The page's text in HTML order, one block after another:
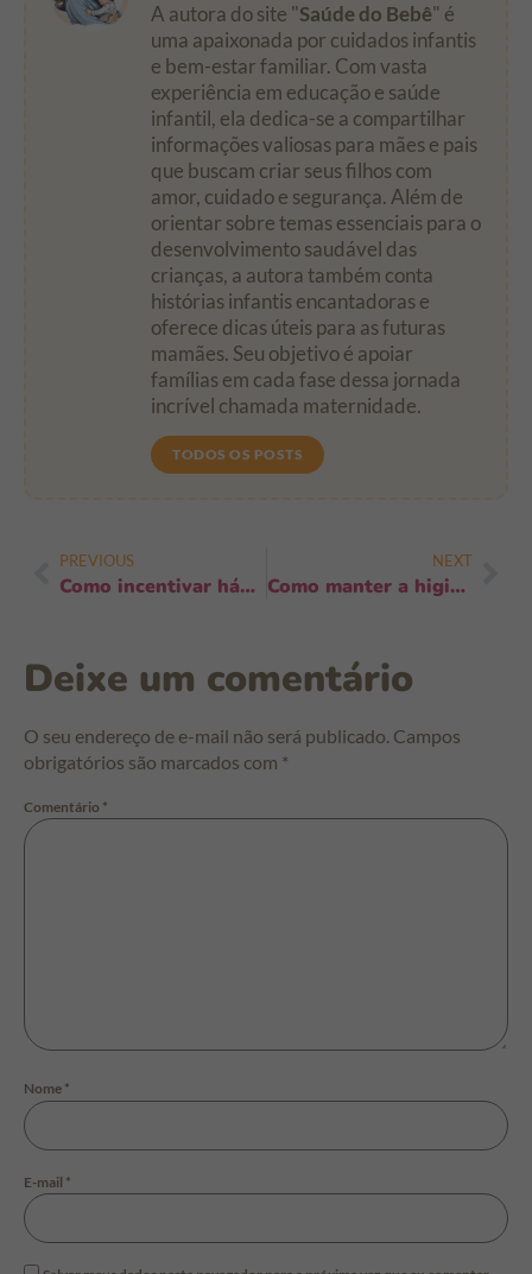
A autora do site "Saúde do Bebê" é
uma apaixonada por cuidados infantis
e bem-estar familiar. Com vasta
experiência em educação e saúde
infantil, ela dedica-se a compartilhar
informações valiosas para mães e pais
que buscam criar seus filhos com
amor, cuidado e segurança. Além de
orientar sobre temas essenciais para o
desenvolvimento saudável das
crianças, a autora também conta
histórias infantis encantadoras e
oferece dicas úteis para as futuras
mamães. Seu objetivo é apoiar
famílias em cada fase dessa jornada
incrível chamada maternidade.
TODOS OS POSTS
PREVIOUS
Como incentivar hábitos saudáveis desde cedo: 12 estratégias práticas e urgentes
NEXT
Como manter a higiene durante passeios longos: 15 estratégias práticas e rápidas
Deixe um comentário
O seu endereço de e-mail não será publicado. Campos
obrigatórios são marcados com *
Comentário *
Nome *
E-mail *